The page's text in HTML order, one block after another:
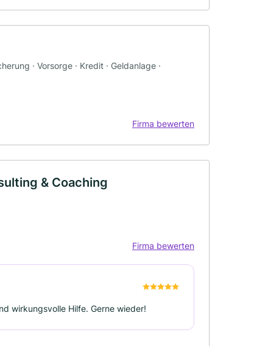
· Vorsorge · Kredit · Geldanlage ·
Firma bewerten
& Coaching
Firma bewerten
wirkungsvolle Hilfe. Gerne wieder!